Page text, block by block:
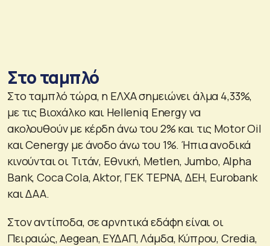
Στο ταμπλό
Στο ταμπλό τώρα, η ΕΛΧΑ σημειώνει άλμα 4,33%,
με τις Βιοχάλκο και Helleniq Energy να
ακολουθούν με κέρδη άνω του 2% και τις Motor Oil
και Cenergy με άνοδο άνω του 1%. Ήπια ανοδικά
κινούνται οι Τιτάν, Εθνική, Metlen, Jumbo, Alpha
Bank, Coca Cola, Aktor, ΓΕΚ ΤΕΡΝΑ, ΔΕΗ, Eurobank
και ΔΑΑ.
Στον αντίποδα, σε αρνητικά εδάφη είναι οι
Πειραιώς, Aegean, ΕΥΔΑΠ, Λάμδα, Κύπρου, Credia,